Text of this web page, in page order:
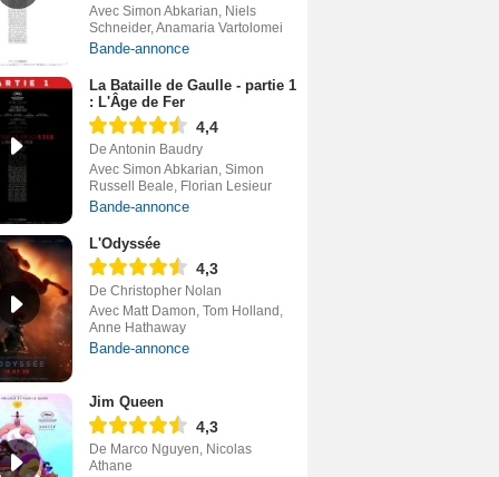
Avec Simon Abkarian, Niels
Schneider, Anamaria Vartolomei
Bande-annonce
La Bataille de Gaulle - partie 1
: L'Âge de Fer
4,4
De Antonin Baudry
Avec Simon Abkarian, Simon
Russell Beale, Florian Lesieur
Bande-annonce
L'Odyssée
4,3
De Christopher Nolan
Avec Matt Damon, Tom Holland,
Anne Hathaway
Bande-annonce
Jim Queen
4,3
De Marco Nguyen, Nicolas
Athane